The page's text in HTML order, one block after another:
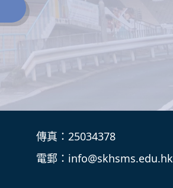
傳真：25034378
電郵： info@skhsms.edu.hk